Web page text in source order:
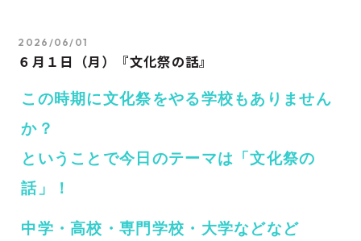
2026/06/01
６月１日（月）『文化祭の話』
この時期に文化祭をやる学校もありません
か？
ということで今日のテーマは「文化祭の
話」！
中学・高校・専門学校・大学などなど